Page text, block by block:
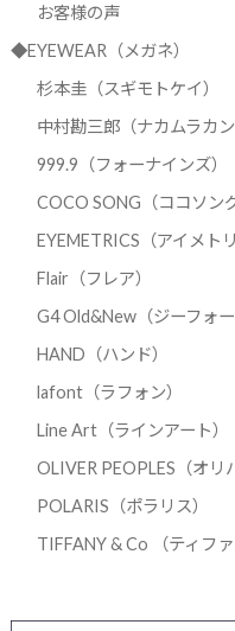
お客様の声
◆EYEWEAR（メガネ）
杉本圭（スギモトケイ）
中村勘三郎（ナカムラカン
999.9（フォーナインズ）
COCO SONG（ココソング
EYEMETRICS（アイメト
Flair（フレア）
G4 Old&New（ジーフォ
HAND（ハンド）
lafont（ラフォン）
Line Art（ラインアート）
OLIVER PEOPLES（オリ
POLARIS（ポラリス）
TIFFANY & Co （ティファ